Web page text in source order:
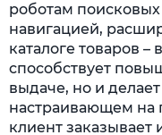
роботам
навигацией,
каталоге товаров –
способствует
выдаче, но и
настраивающем на
клиент